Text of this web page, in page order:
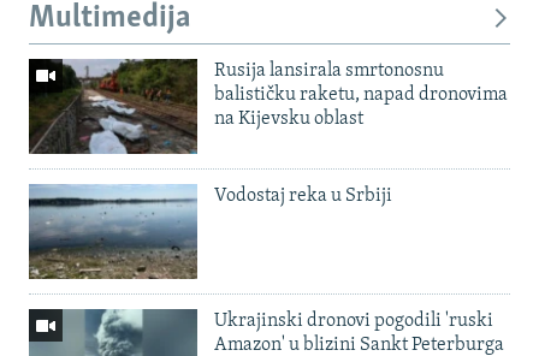
Multimedija
Rusija lansirala smrtonosnu
balističku raketu, napad dronovima
na Kijevsku oblast
Vodostaj reka u Srbiji
Ukrajinski dronovi pogodili 'ruski
Amazon' u blizini Sankt Peterburga